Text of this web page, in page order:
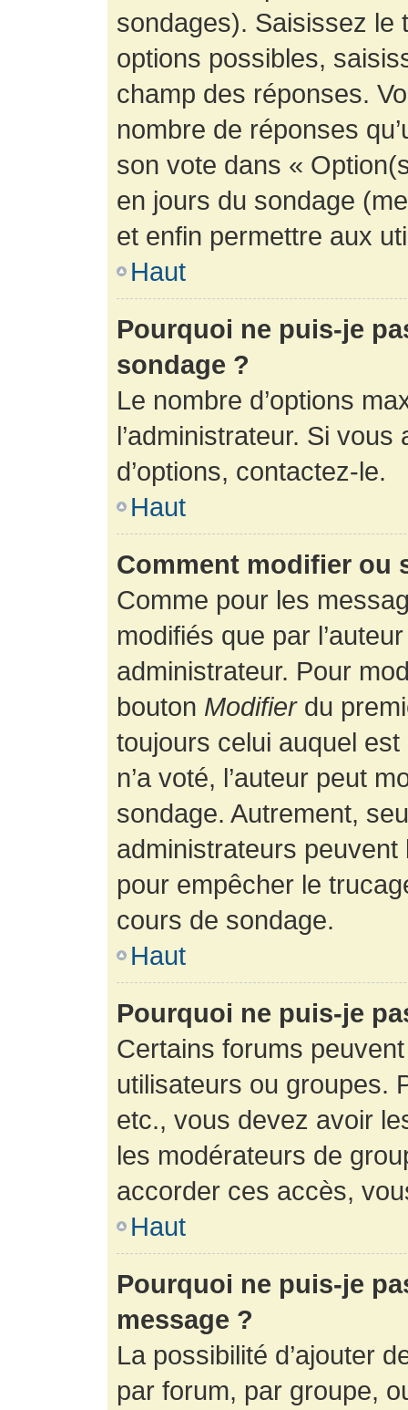
sondages). Saisissez le
options possibles,
champ des réponses.
nombre de réponses
son vote dans «
en jours du sondage
et enfin permettre aux
Haut
Pourquoi ne puis-je
sondage ?
Le nombre d’options
l’administrateur. Si
d’options, contactez-le.
Haut
Comment modifier ou
Comme pour les
modifiés que par
administrateur. Pour
bouton Modifierdu
toujours celui auquel
n’a voté, l’auteur peut
sondage. Autrement,
administrateurs
pour empêcher le
cours de sondage.
Haut
Pourquoi ne puis-je
Certains forums
utilisateurs ou groupes.
etc., vous devez avoir
les modérateurs de
accorder ces accès,
Haut
Pourquoi ne puis-je
message ?
La possibilité d’ajouter
par forum, par groupe,